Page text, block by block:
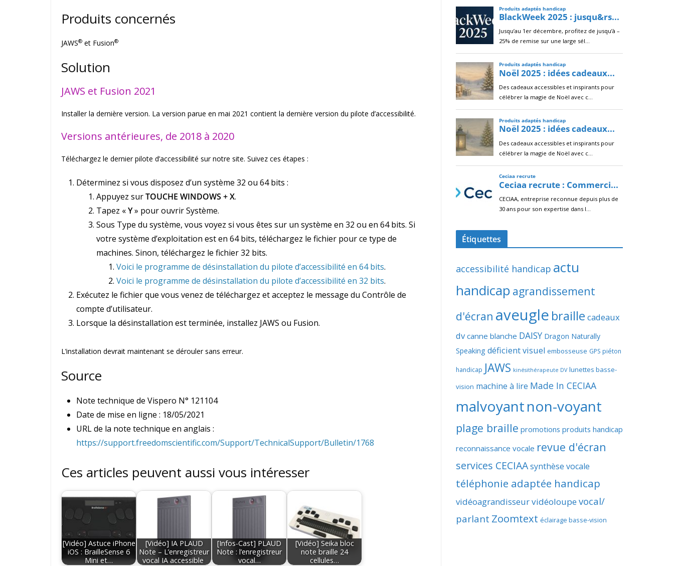
Produits concernés
JAWS® et Fusion®
Solution
JAWS et Fusion 2021
Installer la dernière version. La version parue en mai 2021 contient la dernière version du pilote d’accessibilité.
Versions antérieures, de 2018 à 2020
Téléchargez le dernier pilote d’accessibilité sur notre site. Suivez ces étapes :
Déterminez si vous disposez d’un système 32 ou 64 bits :
Appuyez surTOUCHE WINDOWS + X.
Tapez «Y» pour ouvrir Système.
Sous Type du système, vous voyez si vous êtes sur un système en 32 ou en 64 bits. Si
votre système d’exploitation est en 64 bits, téléchargez le fichier pour ce type de
machines. Sinon, téléchargez le fichier 32 bits.
Voici le programme de désinstallation du pilote d’accessibilité en 64 bits.
Voici le programme de désinstallation du pilote d’accessibilité en 32 bits.
Exécutez le fichier que vous venez de téléchargez et acceptez le message du Contrôle de
compte d’utilisateur.
Lorsque la désinstallation est terminée, installez JAWS ou Fusion.
L’installation devrait maintenant se dérouler sans erreur.
Source
Note technique de Vispero N° 121104
Date de mise en ligne : 18/05/2021
URL de la note technique en anglais :
https://support.freedomscientific.com/Support/TechnicalSupport/Bulletin/1768
Ces articles peuvent aussi vous intéresser
[Vidéo] Astuce iPhone
iOS : BrailleSense 6
Mini et…
[Vidéo] IA PLAUD
Note – L’enregistreur
vocal IA accessible
[Infos-Cast] PLAUD
Note : l’enregistreur
vocal…
[Vidéo] Seika bloc
note braille 24
cellules…
Étiquettes
accessibilité handicap actu
handicap agrandissement
d'écran aveugle braille cadeaux
dv canne blanche DAISY Dragon Naturally
Speaking déficient visuel embosseuse GPS piéton
handicap JAWS kinésithérapeute DV lunettes basse-
vision machine à lire Made In CECIAA
malvoyantnon-voyant
plage braille promotions produits handicap
reconnaissance vocale revue d'écran
services CECIAAsynthèse vocale
téléphonie adaptée handicap
vidéoagrandisseurvidéoloupevocal/
parlant Zoomtext éclairage basse-vision